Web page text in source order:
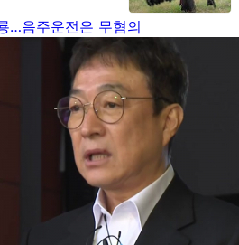
…음주운전은 무혐의